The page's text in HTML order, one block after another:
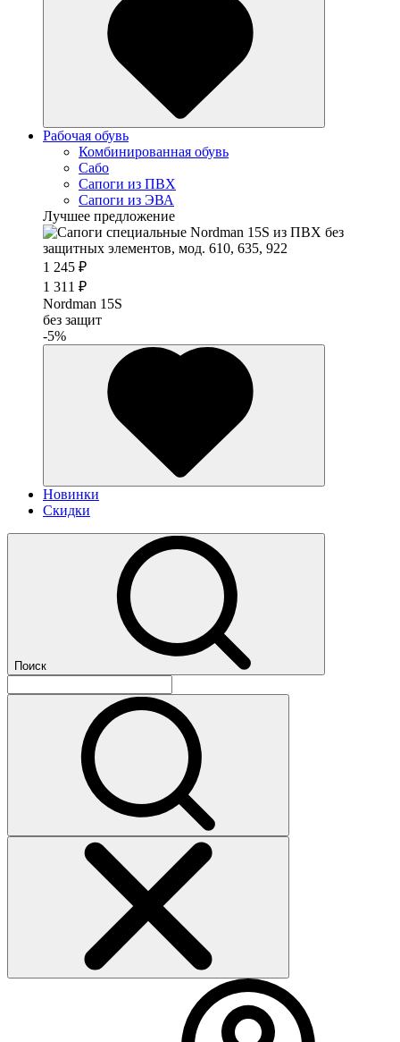
Рабочая обувь
Комбинированная обувь
Сабо
Сапоги из ПВХ
Сапоги из ЭВА
Лучшее предложение
1 245 ₽
1 311 ₽
Nordman 15S
без защит
-5%
Новинки
Скидки
Поиск